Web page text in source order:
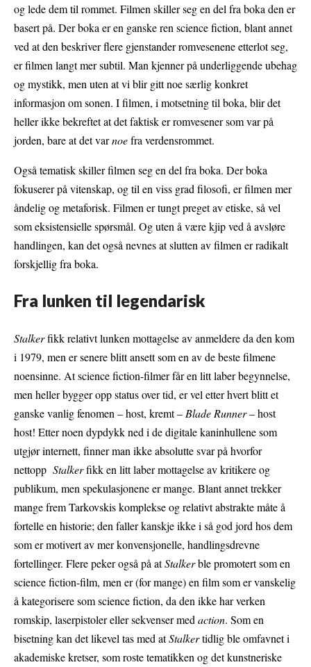
og lede dem til rommet. Filmen skiller seg en del fra boka den er
basert på. Der boka er en ganske ren science fiction, blant annet
ved at den beskriver flere gjenstander romvesenene etterlot seg,
er filmen langt mer subtil. Man kjenner på underliggende ubehag
og mystikk, men uten at vi blir gitt noe særlig konkret
informasjon om sonen. I filmen, i motsetning til boka, blir det
heller ikke bekreftet at det faktisk er romvesener som var på
jorden, bare at det varnoefra verdensrommet.
Også tematisk skiller filmen seg en del fra boka. Der boka
fokuserer på vitenskap, og til en viss grad filosofi, er filmen mer
åndelig og metaforisk. Filmen er tungt preget av etiske, så vel
som eksistensielle spørsmål. Og uten å være kjip ved å avsløre
handlingen, kan det også nevnes at slutten av filmen er radikalt
forskjellig fra boka.
Fra lunken til legendarisk
Stalkerfikk relativt lunken mottagelse av anmeldere da den kom
i 1979, men er senere blitt ansett som en av de beste filmene
noensinne. At science fiction-filmer får en litt laber begynnelse,
men heller bygger opp status over tid, er vel etter hvert blitt et
ganske vanlig fenomen – host, kremt – Blade Runner– host
host! Etter noen dypdykk ned i de digitale kaninhullene som
utgjør internett, finner man ikke absolutte svar på hvorfor
nettopp Stalkerfikk en litt laber mottagelse av kritikere og
publikum, men spekulasjonene er mange. Blant annet trekker
mange frem Tarkovskis komplekse og relativt abstrakte måte å
fortelle en historie; den faller kanskje ikke i så god jord hos dem
som er motivert av mer konvensjonelle, handlingsdrevne
fortellinger. Flere peker også på atStalkerble promotert som en
science fiction-film, men er (for mange) en film som er vanskelig
å kategorisere som science fiction, da den ikke har verken
romskip, laserpistoler eller sekvenser med action. Som en
bisetning kan det likevel tas med atStalkertidlig ble omfavnet i
akademiske kretser, som roste tematikken og det kunstneriske